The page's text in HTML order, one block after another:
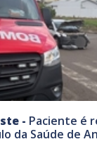
- Paciente é
da Saúde de